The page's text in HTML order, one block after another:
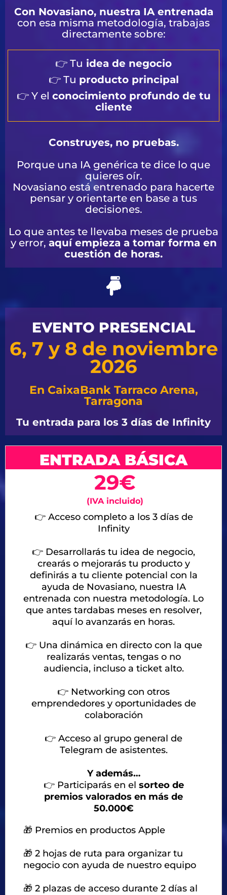
Con Novasiano, nuestra IA entrenada
con esa misma metodología, trabajas
directamente sobre:
👉 Tu idea de negocio
👉 Tu producto principal
👉 Y el conocimiento profundo de tu
cliente
Construyes, no pruebas.
Porque una IA genérica te dice lo que
quieres oír.
Novasiano está entrenado para hacerte
pensar y orientarte en base a tus
decisiones.
Lo que antes te llevaba meses de prueba
y error, aquí empieza a tomar forma en
cuestión de horas.
EVENTO PRESENCIAL
6, 7 y 8 de noviembre
2026
En CaixaBank Tarraco Arena,
Tarragona
Tu entrada para los 3 días de Infinity
ENTRADA BÁSICA
29€
(IVA incluido)
👉 Acceso completo a los 3 días de
Infinity
👉 Desarrollarás tu idea de negocio,
crearás o mejorarás tu producto y
definirás a tu cliente potencial con la
ayuda de Novasiano, nuestra IA
entrenada con nuestra metodología. Lo
que antes tardabas meses en resolver,
aquí lo avanzarás en horas.
👉 Una dinámica en directo con la que
realizarás ventas, tengas o no
audiencia, incluso a ticket alto.
👉 Networking con otros
emprendedores y oportunidades de
colaboración
👉 Acceso al grupo general de
Telegram de asistentes.
Y además…
👉 Participarás en el sorteo de
premios valorados en más de
50.000€
🎁 Premios en productos Apple
🎁 2 hojas de ruta para organizar tu
negocio con ayuda de nuestro equipo
🎁 2 plazas de acceso durante 2 días al